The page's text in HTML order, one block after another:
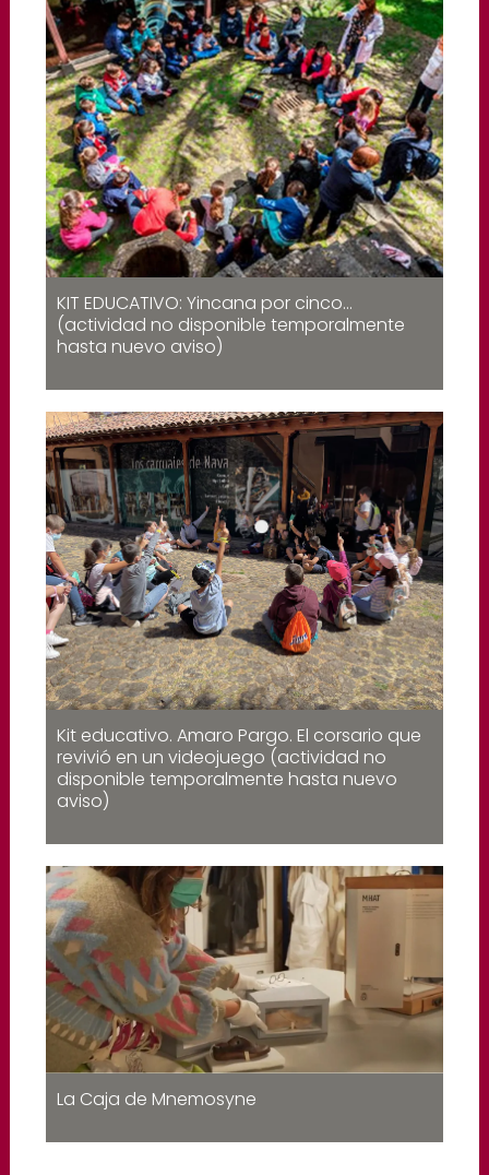
KIT EDUCATIVO: Yincana por cinco…
(actividad no disponible temporalmente
hasta nuevo aviso)
Kit educativo. Amaro Pargo. El corsario que
revivió en un videojuego (actividad no
disponible temporalmente hasta nuevo
aviso)
La Caja de Mnemosyne